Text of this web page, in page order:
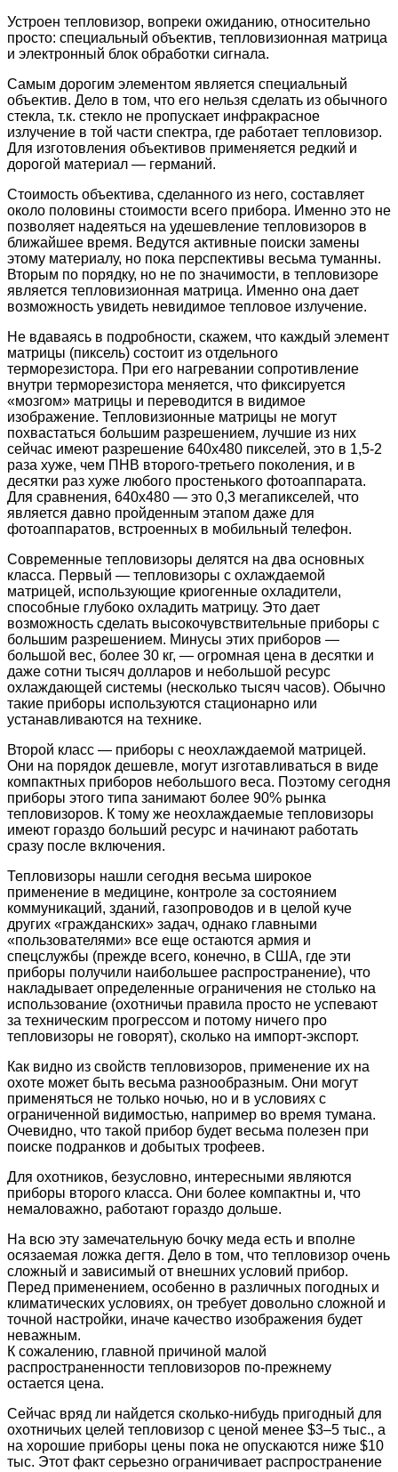
Устроен тепловизор, вопреки ожиданию, относительно
просто: специальный объектив, тепловизионная матрица
и электронный блок обработки сигнала.
Самым дорогим элементом является специальный
объектив. Дело в том, что его нельзя сделать из обычного
стекла, т.к. стекло не пропускает инфракрасное
излучение в той части спектра, где работает тепловизор.
Для изготовления объективов применяется редкий и
дорогой материал — германий.
Стоимость объектива, сделанного из него, составляет
около половины стоимости всего прибора. Именно это не
позволяет надеяться на удешевление тепловизоров в
ближайшее время. Ведутся активные поиски замены
этому материалу, но пока перспективы весьма туманны.
Вторым по порядку, но не по значимости, в тепловизоре
является тепловизионная матрица. Именно она дает
возможность увидеть невидимое тепловое излучение.
Не вдаваясь в подробности, скажем, что каждый элемент
матрицы (пиксель) состоит из отдельного
терморезистора. При его нагревании сопротивление
внутри терморезистора меняется, что фиксируется
«мозгом» матрицы и переводится в видимое
изображение. Тепловизионные матрицы не могут
похвастаться большим разрешением, лучшие из них
сейчас имеют разрешение 640х480 пикселей, это в 1,5-2
раза хуже, чем ПНВ второго-третьего поколения, и в
десятки раз хуже любого простенького фотоаппарата.
Для сравнения, 640х480 — это 0,3 мегапикселей, что
является давно пройденным этапом даже для
фотоаппаратов, встроенных в мобильный телефон.
Современные тепловизоры делятся на два основных
класса. Первый — тепловизоры с охлаждаемой
матрицей, использующие криогенные охладители,
способные глубоко охладить матрицу. Это дает
возможность сделать высокочувствительные приборы с
большим разрешением. Минусы этих приборов —
большой вес, более 30 кг, — огромная цена в десятки и
даже сотни тысяч долларов и небольшой ресурс
охлаждающей системы (несколько тысяч часов). Обычно
такие приборы используются стационарно или
устанавливаются на технике.
Второй класс — приборы с неохлаждаемой матрицей.
Они на порядок дешевле, могут изготавливаться в виде
компактных приборов небольшого веса. Поэтому сегодня
приборы этого типа занимают более 90% рынка
тепловизоров. К тому же неохлаждаемые тепловизоры
имеют гораздо больший ресурс и начинают работать
сразу после включения.
Тепловизоры нашли сегодня весьма широкое
применение в медицине, контроле за состоянием
коммуникаций, зданий, газопроводов и в целой куче
других «гражданских» задач, однако главными
«пользователями» все еще остаются армия и
спецслужбы (прежде всего, конечно, в США, где эти
приборы получили наибольшее распространение), что
накладывает определенные ограничения не столько на
использование (охотничьи правила просто не успевают
за техническим прогрессом и потому ничего про
тепловизоры не говорят), сколько на импорт-экспорт.
Как видно из свойств тепловизоров, применение их на
охоте может быть весьма разнообразным. Они могут
применяться не только ночью, но и в условиях с
ограниченной видимостью, например во время тумана.
Очевидно, что такой прибор будет весьма полезен при
поиске подранков и добытых трофеев.
Для охотников, безусловно, интересными являются
приборы второго класса. Они более компактны и, что
немаловажно, работают гораздо дольше.
На всю эту замечательную бочку меда есть и вполне
осязаемая ложка дегтя. Дело в том, что тепловизор очень
сложный и зависимый от внешних условий прибор.
Перед применением, особенно в различных погодных и
климатических условиях, он требует довольно сложной и
точной настройки, иначе качество изображения будет
неважным.
К сожалению, главной причиной малой
распространенности тепловизоров по-прежнему
остается цена.
Сейчас вряд ли найдется сколько-нибудь пригодный для
охотничьих целей тепловизор с ценой менее $3–5 тыс., а
на хорошие приборы цены пока не опускаются ниже $10
тыс. Этот факт серьезно ограничивает распространение